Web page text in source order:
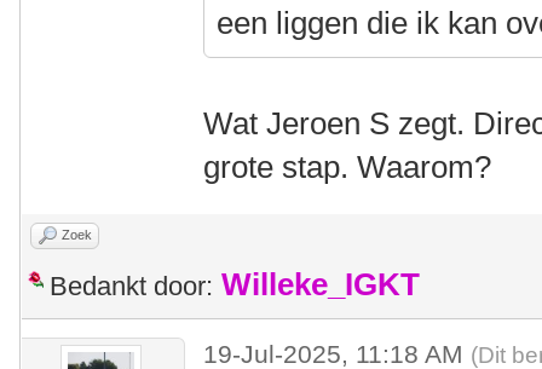
een liggen die ik kan
Wat Jeroen S zegt.
grote stap. Waarom?
Zoek
Bedankt door: Willeke_IGKT
19-Jul-2025, 11:18 AM (Dit